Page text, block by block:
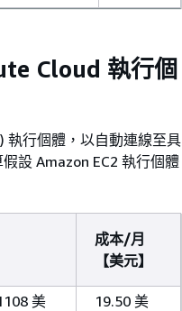
Cloud 執行個
執行個體，以自動連線至具
設 Amazon EC2 執行個體
成本/月
【美元】
美
19.50 美